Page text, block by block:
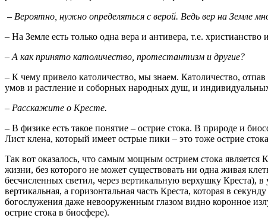
– Вероятно, нужно определяться с верой. Ведь вер на Земле
– На Земле есть только одна вера и антивера, т.е.
– А как принято католичество, протестантизм и другие?
– К чему привело католичество, мы знаем. Католичество,
умов и растление и соборных народных душ, и
– Расскажите о Кресте.
– В физике есть такое понятие – острие стока. В природе и
Лист клена, который имеет острые пики – это тоже острие
Так вот оказалось, что самым мощным острием стока является
жизни, без которого не может существовать ни одна живая
бесчисленных светил, через вертикальную верхушку Креста), в
вертикальная, а горизонтальная часть Креста, которая в
богослужения даже невооруженным глазом видно коронное
острие стока в биосфере).